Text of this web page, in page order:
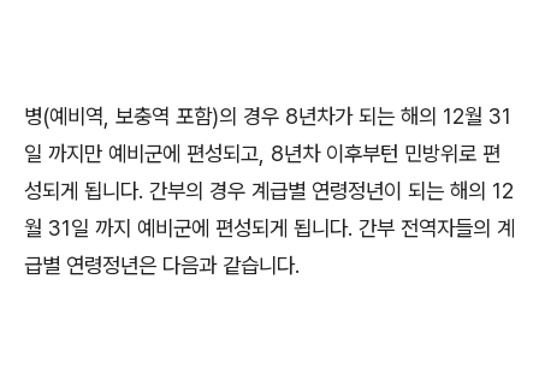
병(예비역 보충역 포함)의 경우 8년차가 되는 해의 12월 31
일 까지만 예비군에 편성되고 , 8년차 이후부턴 민방위로 편
성되게 됩니다. 간부의 경우 계급별 연령정년이 되는 해의 12
월 31일 까지 예비군에 편성되게 됩니다. 간부 전역자들의 계
급별 연령정년은 다음과 같습니다.